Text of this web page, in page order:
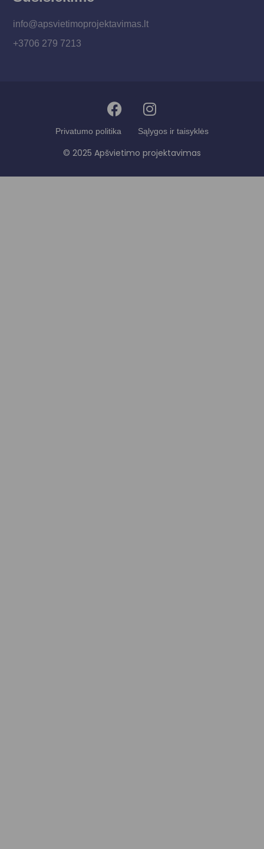
info@apsvietimoprojektavimas.lt
+3706 279 7213
Privatumo politika Sąlygos ir taisyklės
© 2025 Apšvietimo projektavimas